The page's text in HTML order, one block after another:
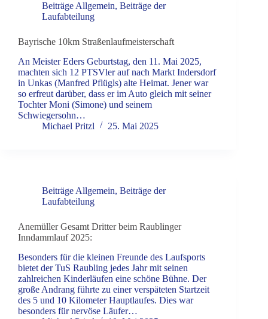
Beiträge Allgemein, Beiträge der
Laufabteilung
Bayrische 10km Straßenlaufmeisterschaft
An Meister Eders Geburtstag, den 11. Mai 2025,
machten sich 12 PTSVler auf nach Markt Indersdorf
in Unkas (Manfred Pflügls) alte Heimat. Jener war
so erfreut darüber, dass er im Auto gleich mit seiner
Tochter Moni (Simone) und seinem
Schwiegersohn…
Michael Pritzl
25. Mai 2025
Beiträge Allgemein, Beiträge der
Laufabteilung
Anemüller Gesamt Dritter beim Raublinger
Inndammlauf 2025:
Besonders für die kleinen Freunde des Laufsports
bietet der TuS Raubling jedes Jahr mit seinen
zahlreichen Kinderläufen eine schöne Bühne. Der
große Andrang führte zu einer verspäteten Startzeit
des 5 und 10 Kilometer Hauptlaufes. Dies war
besonders für nervöse Läufer…